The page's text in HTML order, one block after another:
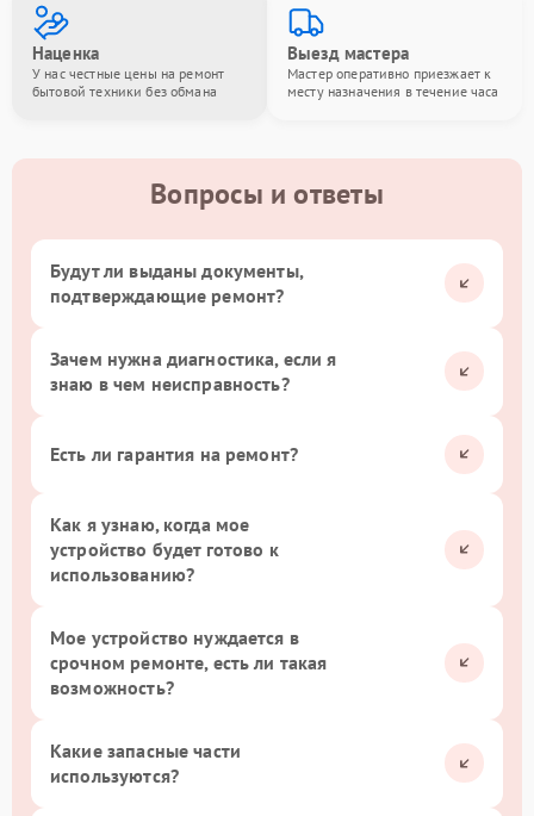
Наценка
У нас честные цены на ремонт
бытовой техники без обмана
Выезд мастера
Мастер оперативно приезжает к
месту назначения в течение часа
Вопросы и ответы
Будут ли выданы документы,
подтверждающие ремонт?
Зачем нужна диагностика, если я
знаю в чем неисправность?
Есть ли гарантия на ремонт?
Как я узнаю, когда мое
устройство будет готово к
использованию?
Мое устройство нуждается в
срочном ремонте, есть ли такая
возможность?
Какие запасные части
используются?